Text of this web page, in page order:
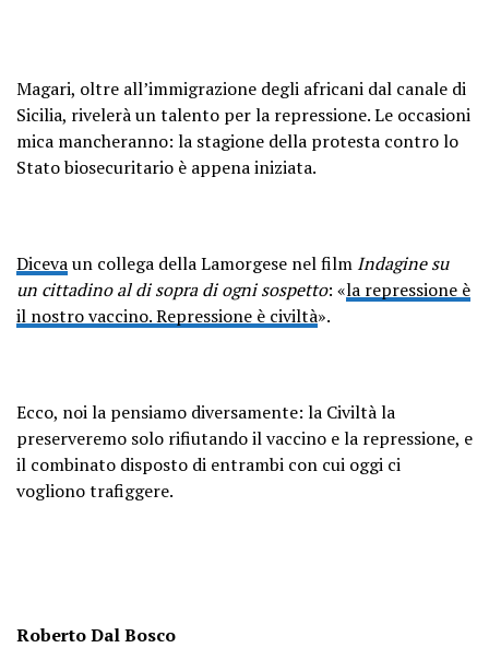
Magari, oltre all’immigrazione degli africani dal canale di
Sicilia, rivelerà un talento per la repressione. Le occasioni
mica mancheranno: la stagione della protesta contro lo
Stato biosecuritario è appena iniziata.
Dicevaun collega della Lamorgese nel film Indagine su
un cittadino al di sopra di ogni sospetto: «la repressione è
il nostro vaccino. Repressione è civiltà».
Ecco, noi la pensiamo diversamente: la Civiltà la
preserveremo solo rifiutando il vaccino e la repressione, e
il combinato disposto di entrambi con cui oggi ci
vogliono trafiggere.
Roberto Dal Bosco